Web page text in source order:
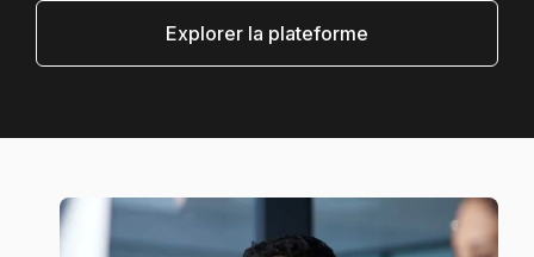
Explorer la plateforme